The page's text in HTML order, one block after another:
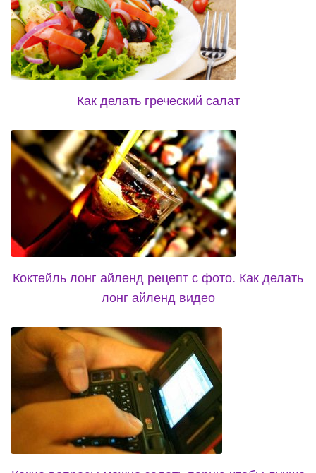
Как делать греческий салат
Коктейль лонг айленд рецепт с фото. Как делать
лонг айленд видео